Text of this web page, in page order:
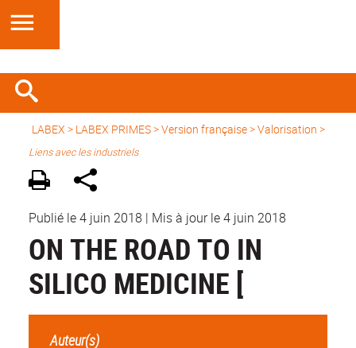
LABEX > LABEX PRIMES>Version française> Valorisation >
Liens avec les industriels
Publié le 4 juin 2018 | Mis à jour le 4 juin 2018
ON THE ROAD TO IN
SILICO MEDICINE [
Auteur(s)